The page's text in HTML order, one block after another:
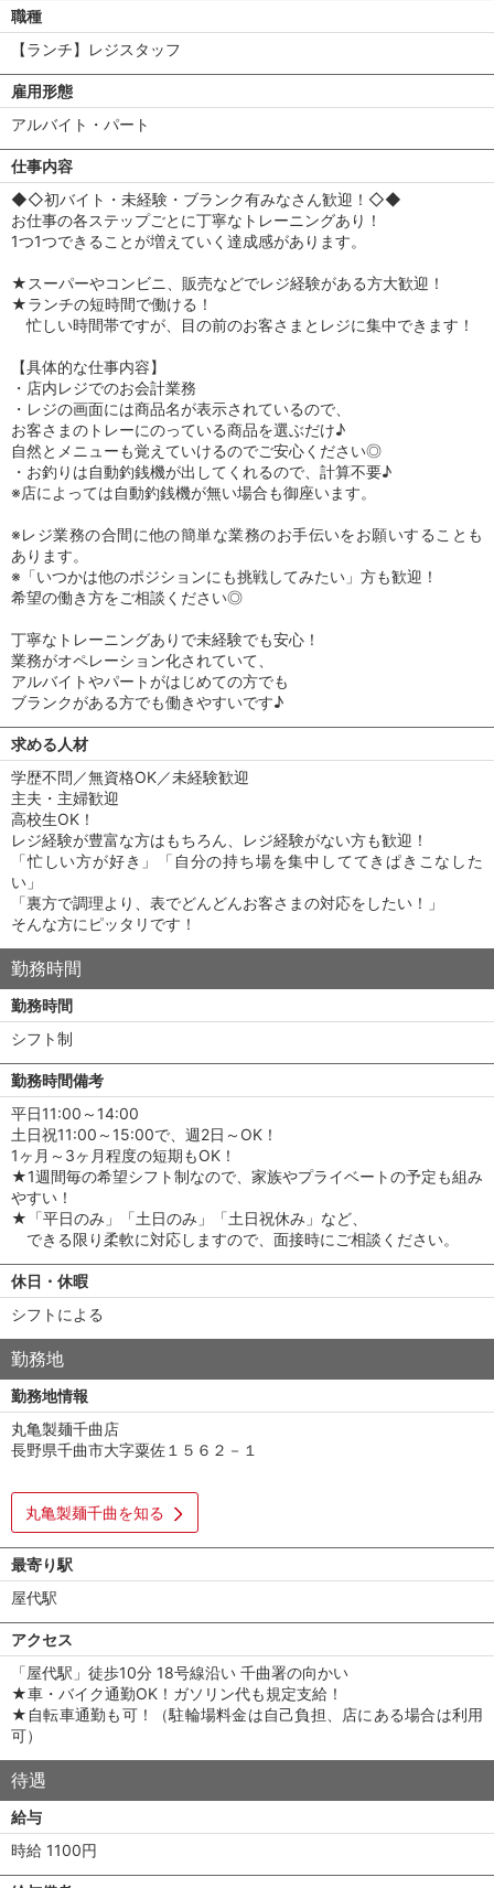
職種
【ランチ】レジスタッフ
雇用形態
アルバイト・パート
仕事内容
◆◇初バイト・未経験・ブランク有みなさん歓迎！◇◆
お仕事の各ステップごとに丁寧なトレーニングあり！
1つ1つできることが増えていく達成感があります。
★スーパーやコンビニ、販売などでレジ経験がある方大歓迎！
★ランチの短時間で働ける！
忙しい時間帯ですが、目の前のお客さまとレジに集中できます！
【具体的な仕事内容】
・店内レジでのお会計業務
・レジの画面には商品名が表示されているので、
お客さまのトレーにのっている商品を選ぶだけ♪
自然とメニューも覚えていけるのでご安心ください◎
・お釣りは自動釣銭機が出してくれるので、計算不要♪
※店によっては自動釣銭機が無い場合も御座います。
※レジ業務の合間に他の簡単な業務のお手伝いをお願いすることも
あります。
※「いつかは他のポジションにも挑戦してみたい」方も歓迎！
希望の働き方をご相談ください◎
丁寧なトレーニングありで未経験でも安心！
業務がオペレーション化されていて、
アルバイトやパートがはじめての方でも
ブランクがある方でも働きやすいです♪
求める人材
学歴不問／無資格OK／未経験歓迎
主夫・主婦歓迎
高校生OK！
レジ経験が豊富な方はもちろん、レジ経験がない方も歓迎！
「忙しい方が好き」「自分の持ち場を集中しててきぱきこなした
い」
「裏方で調理より、表でどんどんお客さまの対応をしたい！」
そんな方にピッタリです！
勤務時間
勤務時間
シフト制
勤務時間備考
平日11:00～14:00
土日祝11:00～15:00で、週2日～OK！
1ヶ月～3ヶ月程度の短期もOK！
★1週間毎の希望シフト制なので、家族やプライベートの予定も組み
やすい！
★「平日のみ」「土日のみ」「土日祝休み」など、
できる限り柔軟に対応しますので、面接時にご相談ください。
休日・休暇
シフトによる
勤務地
勤務地情報
丸亀製麺千曲店
長野県千曲市大字粟佐１５６２－１
丸亀製麺千曲を知る
最寄り駅
屋代駅
アクセス
「屋代駅」徒歩10分 18号線沿い 千曲署の向かい
★車・バイク通勤OK！ガソリン代も規定支給！
★自転車通勤も可！（駐輪場料金は自己負担、店にある場合は利用
可）
待遇
給与
時給 1100円